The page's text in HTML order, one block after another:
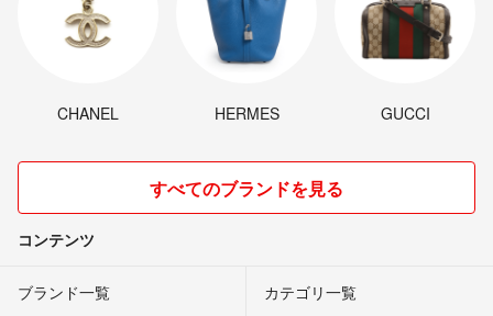
CHANEL HERMES GUCCI
すべてのブランドを見る
コンテンツ
ブランド一覧 カテゴリ一覧